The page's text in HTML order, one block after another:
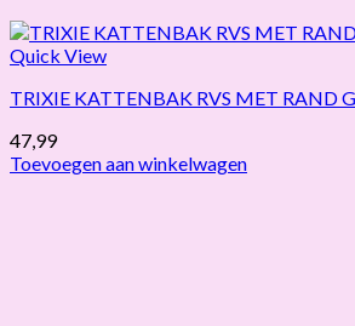
Quick View
TRIXIE KATTENBAK RVS MET RAND
47,99
Toevoegen aan winkelwagen